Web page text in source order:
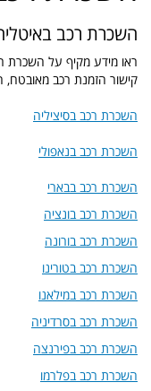
השכרת רכב
ראו מידע מקיף על השכרת
קישור הזמנת רכב מאובטח,
השכרת רכב בסיציליה
השכרת רכב בנאפולי
השכרת רכב בבארי
השכרת רכב בונציה
השכרת רכב בורונה
השכרת רכב בטורינו
השכרת רכב במילאנו
השכרת רכב בסרדיניה
השכרת רכב בפירנצה
השכרת רכב בפלרמו